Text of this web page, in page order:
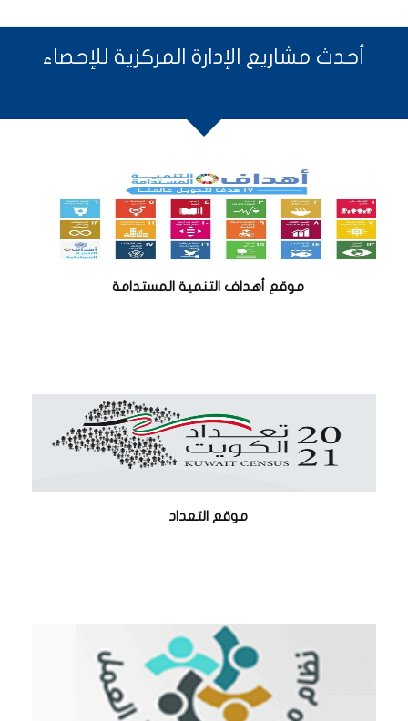
أحدث مشاريع الإدارة المركزية للإحصاء
موقع أهداف التنمية المستدامة
موقع التعداد